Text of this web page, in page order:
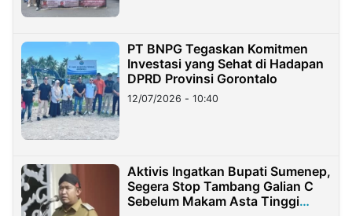
PT BNPG Tegaskan Komitmen
Investasi yang Sehat di Hadapan
DPRD Provinsi Gorontalo
12/07/2026 - 10:40
Aktivis Ingatkan Bupati Sumenep,
Segera Stop Tambang Galian C
Sebelum Makam Asta Tinggi